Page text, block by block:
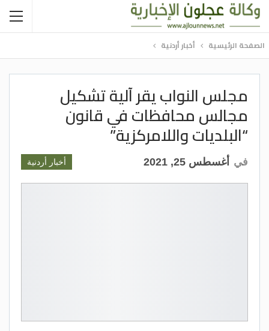
الصفحة الرئيسية أخبار أردنية
مجلس النواب يقر آلية تشكيل
مجالس محافظات في قانون
“البلديات واللامركزية”
أخبار أردنية في أغسطس 25, 2021